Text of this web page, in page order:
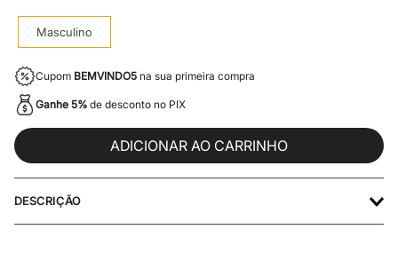
Masculino
Cupom BEMVINDO5 na sua primeira compra
Ganhe 5% de desconto no PIX
ADICIONAR AO CARRINHO
DESCRIÇÃO